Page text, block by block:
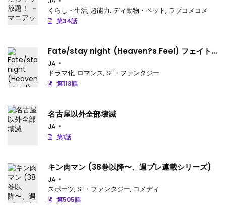
第14話 : 第14話
第12話 : 第12話
第11話 : 第11話
第9話 : 第9話
: 第8話
第6話 : 第6話
第5話 : 第5話
くらし・生活, 超能力, ディ動物・ペット, ラブコメコメ
第34話
Fate/stay night (Heaven?s Feel) フェイト/
ゼロ
JA
ドラマ化, ロマンス, SF・ファンタジー
第113話
名古屋以外全部壊滅
JA
第1話
キン肉マン (38巻以降〜、週プレ連載シリーズ)
JA
スポーツ, SF・ファンタジー, コメディ
第505話